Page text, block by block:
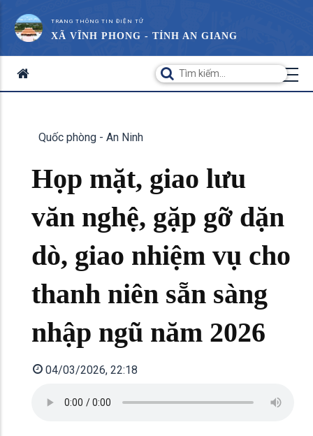
TRANG THÔNG TIN ĐIỆN TỬ
XÃ VĨNH PHONG - TỈNH AN GIANG
Quốc phòng - An Ninh
Họp mặt, giao lưu
văn nghệ, gặp gỡ dặn
dò, giao nhiệm vụ cho
thanh niên sẵn sàng
nhập ngũ năm 2026
04/03/2026, 22:18